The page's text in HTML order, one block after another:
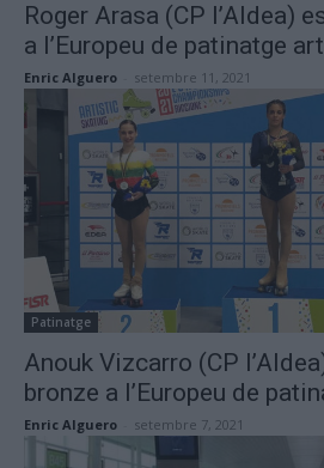
Roger Arasa (CP l’Aldea)
a l’Europeu de patinatge
Enric Alguero setembre 11, 2021
Patinatge
Anouk Vizcarro (CP
bronze a l’Europeu de
Enric Alguero setembre 7, 2021